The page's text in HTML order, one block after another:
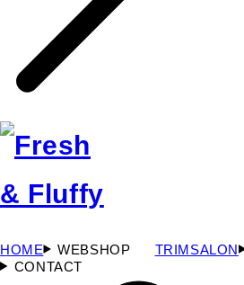
HOME WEBSHOP TRIMSALON
CONTACT